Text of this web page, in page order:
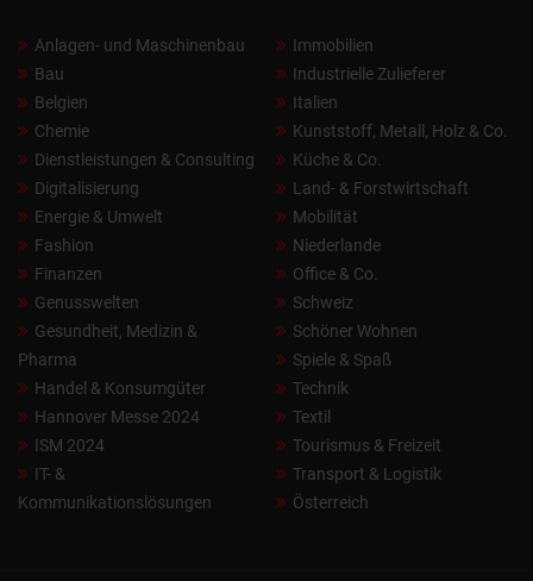
Anlagen- und Maschinenbau
Bau
Belgien
Chemie
Dienstleistungen & Consulting
Digitalisierung
Energie & Umwelt
Fashion
Finanzen
Genusswelten
Gesundheit, Medizin &
Pharma
Handel & Konsumgüter
Hannover Messe 2024
ISM 2024
IT- &
Kommunikationslösungen
Immobilien
Industrielle Zulieferer
Italien
Kunststoff, Metall, Holz & Co.
Küche & Co.
Land- & Forstwirtschaft
Mobilität
Niederlande
Office & Co.
Schweiz
Schöner Wohnen
Spiele & Spaß
Technik
Textil
Tourismus & Freizeit
Transport & Logistik
Österreich